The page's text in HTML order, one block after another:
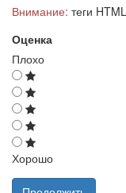
Внимание: теги
Оценка
Плохо
Хорошо